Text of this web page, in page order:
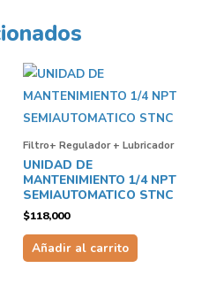
Filtro+ Regulador + Lubricador
UNIDAD DE
MANTENIMIENTO 1/4 NPT
SEMIAUTOMATICO STNC
$118,000
Añadir al carrito